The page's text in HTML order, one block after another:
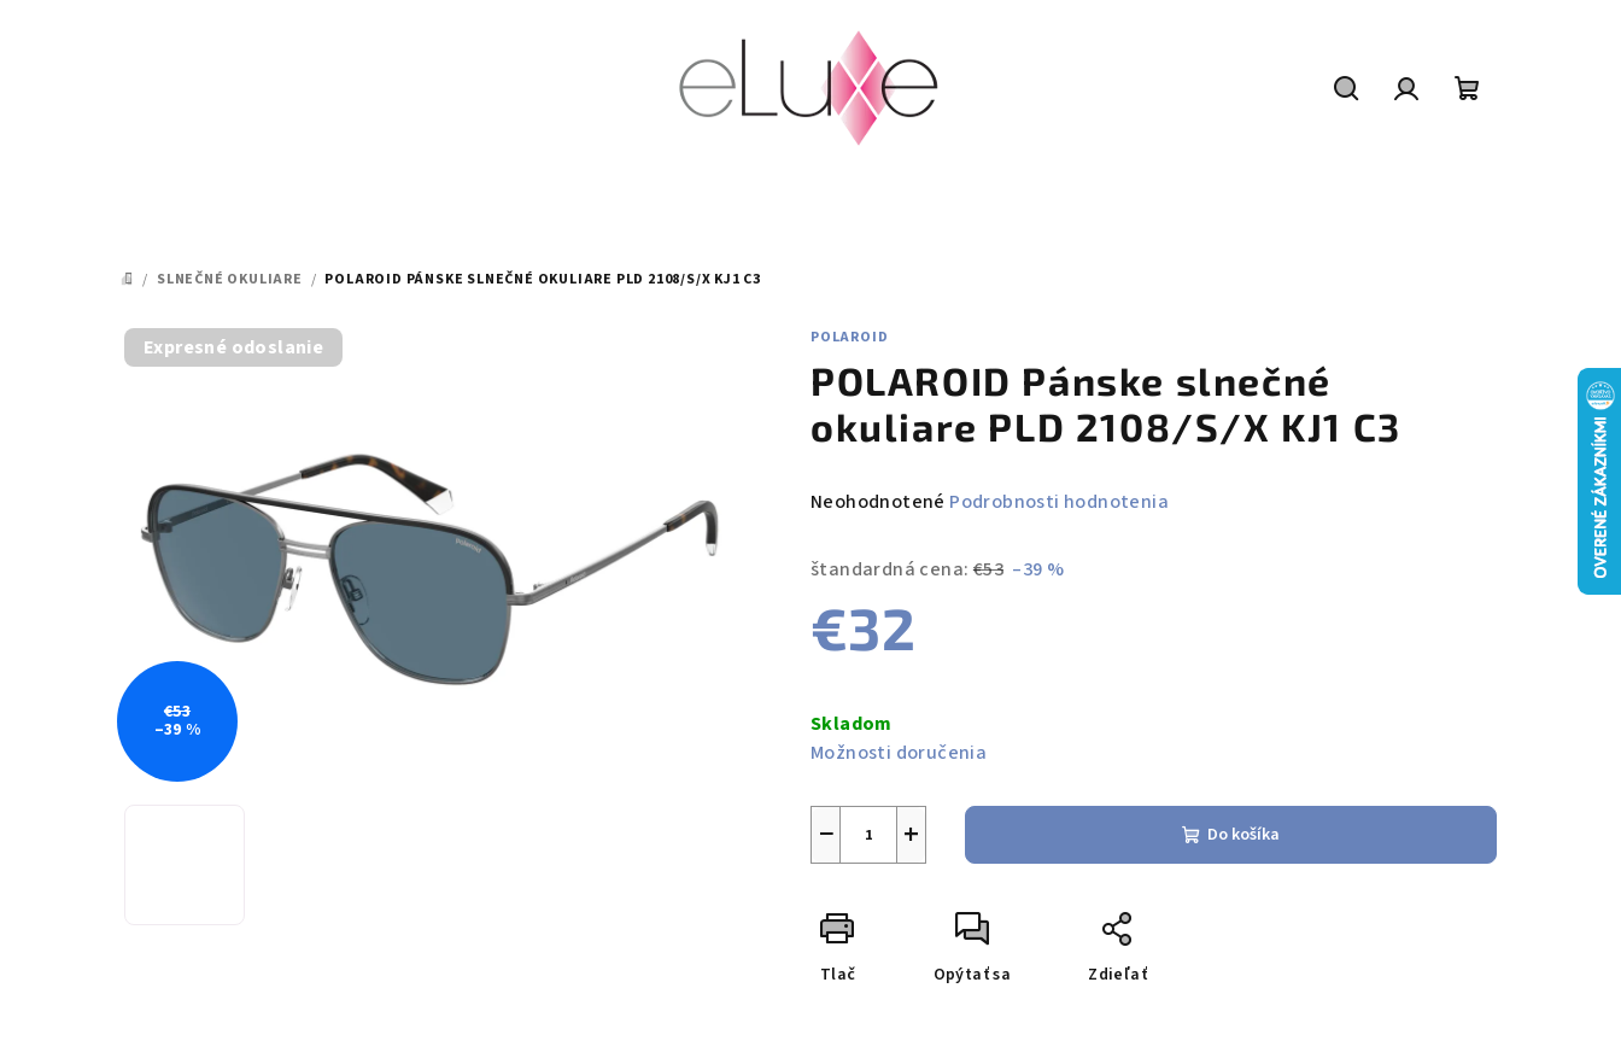
DOMOV
/ SLNEČNÉ OKULIARE / POLAROID PÁNSKE SLNEČNÉ OKULIARE PLD 2108/S/X KJ1 C3
POLAROID
POLAROID Pánske slnečné
okuliare PLD 2108/S/X KJ1 C3
Priemerné
produktu
0,0
z
Neohodnotené Podrobnosti hodnotenia
štandardná cena: €53 –39 %
€32
cena:
Skladom
Možnosti doručenia
+
− Do košíka
Tlač Opýtať sa Zdieľať
Expresné odoslanie
€53
–39 %